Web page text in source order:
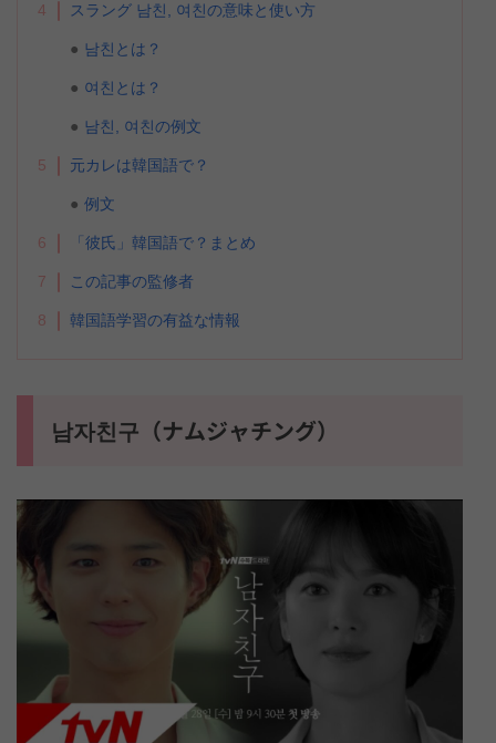
4 スラング 남친, 여친の意味と使い方
남친とは？
여친とは？
남친, 여친の例文
5 元カレは韓国語で？
例文
6 「彼氏」韓国語で？まとめ
7 この記事の監修者
8 韓国語学習の有益な情報
남자친구（ナムジャチング）